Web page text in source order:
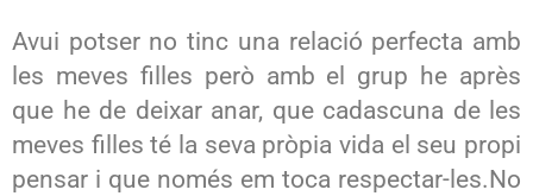
Avui potser no tinc una relació perfecta amb
les meves filles però amb el grup he après
que he de deixar anar, que cadascuna de les
meves filles té la seva pròpia vida el seu propi
pensar i que només em toca respectar-les.No